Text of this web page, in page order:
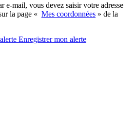
e-mail, vous devez saisir votre adresse
la page « Mes coordonnées » de la
Enregistrermon alerte